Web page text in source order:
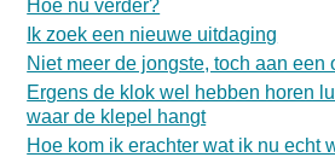
Hoe nu verder?
Ik zoek een nieuwe uitdaging
Niet meer de jongste, toch aan
Ergens de klok wel hebben horen
waar de klepel hangt
Hoe kom ik erachter wat ik nu echt